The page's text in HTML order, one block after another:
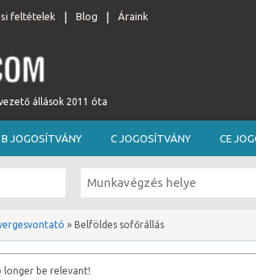
feltételek Blog Áraink
állások 2011 óta
B JOGOSÍTVÁNY C JOGOSÍTVÁNY CE
» Belföldes sofőrállás
longer be relevant!